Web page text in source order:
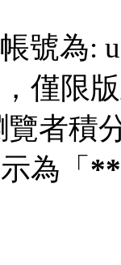
號為:
僅限
者積
為「